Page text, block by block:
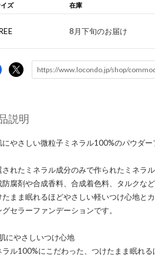
ズ 在庫
8月下旬のお届け
説明
やさしい微粒子ミネラル100%のパウダ
されたミネラル成分のみで作られたミネラ
防腐剤や合成香料、合成着色料、タルクなど
たまま眠れるほどやさしい軽いつけ心地と
グセラーファンデーションです。
にやさしいつけ心地
ラル100%にこだわった、つけたまま眠れる